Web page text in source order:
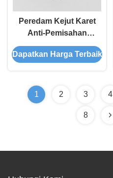
Peredam Kejut Karet
Anti-Pemisahan
Interlocking JZP-7.5
dengan Ketertelusuran
Dapatkan Harga Terbaik
1 2 3 4
8